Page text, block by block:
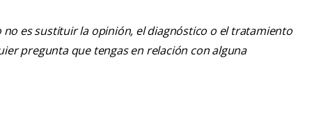
es sustituir la opinión, el diagnóstico o el tratamiento
pregunta que tengas en relación con alguna